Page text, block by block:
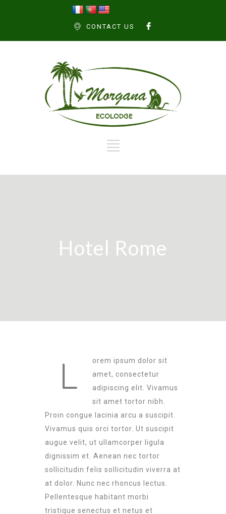
CONTACT US
Hotel Rome
L
orem ipsum dolor sit
amet, consectetur
adipiscing elit. Vivamus
sit amet tortor nibh.
Proin congue lacinia arcu a suscipit.
Vivamus quis orci tortor. Ut suscipit
augue velit, ut ullamcorper ligula
dignissim et. Aenean nec tortor
sollicitudin felis sollicitudin viverra at
at dolor. Nunc nec rhoncus lectus.
Pellentesque habitant morbi
tristique senectus et netus et